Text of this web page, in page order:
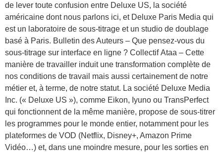
de lever toute confusion entre Deluxe US, la société
américaine dont nous parlons ici, et Deluxe Paris Media qui
est un laboratoire de sous-titrage et un studio de doublage
basé à Paris. Bulletin des Auteurs – Que pensez-vous du
sous-titrage sur interface en ligne ? Collectif Ataa – Cette
manière de travailler induit une transformation complète de
nos conditions de travail mais aussi certainement de notre
métier et, à terme, de notre statut. La société Deluxe Media
Inc. (« Deluxe US »), comme Eikon, Iyuno ou TransPerfect
qui fonctionnent de la même manière, propose de sous-titrer
les programmes pour le monde entier, notamment pour les
plateformes de VOD (Netflix, Disney+, Amazon Prime
Vidéo…) et, dans une moindre mesure, pour les sorties en